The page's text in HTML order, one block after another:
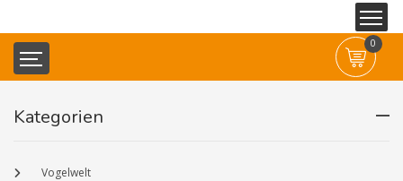
0
Kategorien
Vogelwelt